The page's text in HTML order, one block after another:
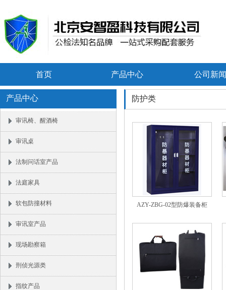
首页 产品中心 公司新
产品中心
审讯椅、醒酒椅
审讯桌
法制问话室产品
法庭家具
软包防撞材料
审讯室产品
现场勘察箱
刑侦光源类
指纹产品
防护类
AZY-ZBG-02型防爆装备柜